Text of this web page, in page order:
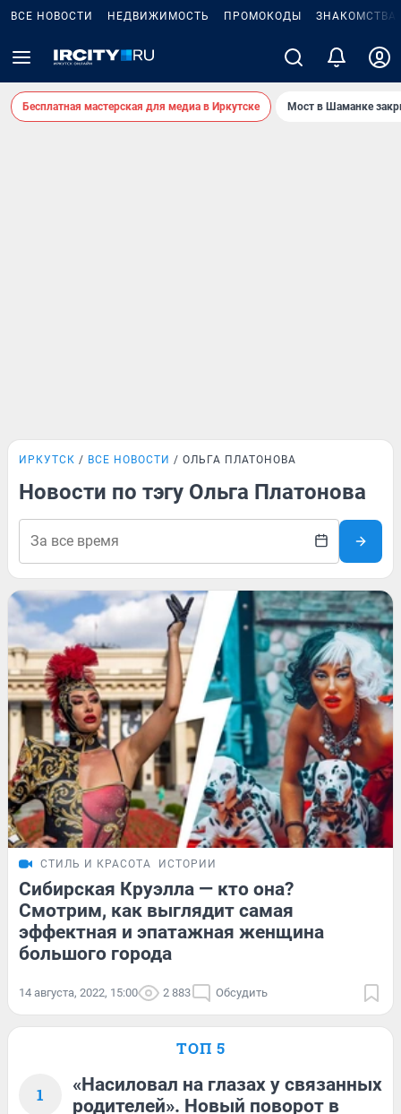
ВСЕ НОВОСТИ НЕДВИЖИМОСТЬ ПРОМОКОДЫ ЗНАКОМСТВА
Бесплатная мастерская для медиа в Иркутске Мост в Шаманке
ИРКУТСК ВСЕ НОВОСТИ ОЛЬГА ПЛАТОНОВА
Новости по тэгу Ольга Платонова
СТИЛЬ И КРАСОТА ИСТОРИИ
Сибирская Круэлла — кто она?
Смотрим, как выглядит самая
эффектная и эпатажная женщина
большого города
14 августа, 2022, 15:00 2 883 Обсудить
ТОП 5
1
«Насиловал на глазах у связанных
родителей». Новый поворот в